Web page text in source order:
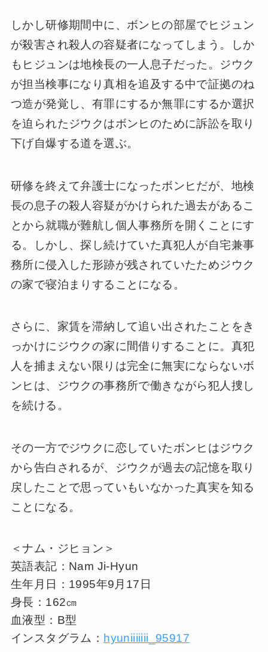
しかし研修期間中に、ボンヒの部屋でヒジュン
が殺害され殺人の容疑者になってしまう。しか
もヒジュンは地検長の一人息子だった。ジウク
が担当検事になり真相を追及する中で証拠のね
つ造が発覚し、有罪にするか無罪にするか選択
を迫られたジウクはボンヒのために訴訟を取り
下げ自爆する道を選ぶ。
研修を終えて弁護士になったボンヒだが、地検
長の息子の殺人容疑がかけられた過去があるこ
とから就職が難航し個人事務所を開くことにす
る。しかし、探し続けていた真犯人が自宅兼事
務所に侵入した形跡が残されていたためジウク
の家で寝泊まりすることになる。
さらに、家賃を滞納して追い出されたことをき
っかけにジウクの家に間借りすることに。真犯
人を捕まえない限りは完全に無実にならないボ
ンヒは、ジウクの事務所で働きながら犯人捜し
を続ける。
その一方でジウクに恋していたボンヒはジウク
から告白されるが、ジウクが過去の記憶を取り
戻したことで思っていもいなかった真実を知る
ことになる。
＜ナム・ジヒョン＞
英語表記：Nam Ji-Hyun
生年月日：1995年9月17日
身長：162㎝
血液型：B型
インスタグラム： hyuniiiiiii_95917